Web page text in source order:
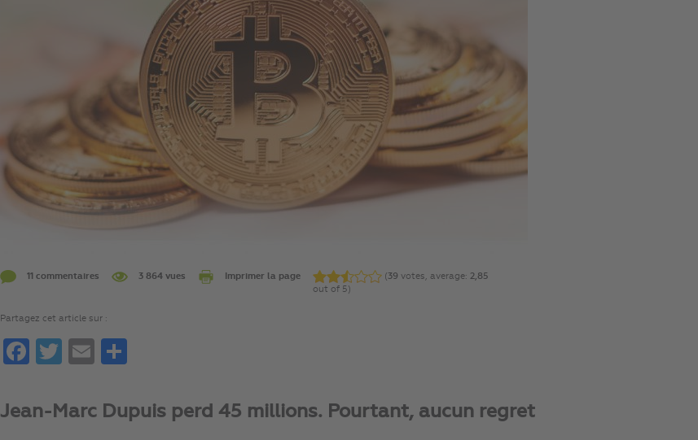
11 commentaires 3 864 vues Imprimer la page (39 votes, average: 2,85
out of 5)
Partagez cet article sur :
FacebookTwitterEmail
Jean-Marc Dupuis perd 45 millions. Pourtant, aucun regret